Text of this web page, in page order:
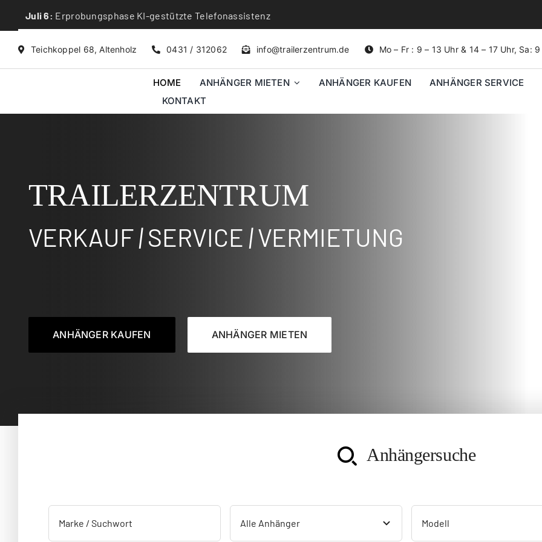
to
content
Juli 6: Erprobungsphase KI-gestützte Telefonassistenz
Teichkoppel 68, Altenholz 0431 / 312062 info@trailerzentrum.de Mo – Fr : 9 – 13 Uhr & 14 – 17 Uhr, Sa:
HOME ANHÄNGER MIETEN ANHÄNGER KAUFEN ANHÄNGER SERVICE
KONTAKT
TRAILERZENTRUM
VERKAUF|SERVICE |VERMIETUNG
ANHÄNGER KAUFEN ANHÄNGER MIETEN
Anhängersuche